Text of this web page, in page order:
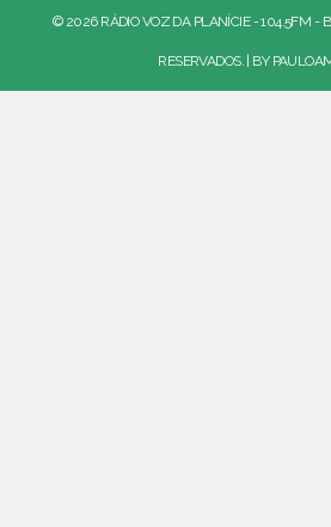
© 2026 RÁDIO VOZ DA PLANÍCIE - 104.5FM -
RESERVADOS. | BY